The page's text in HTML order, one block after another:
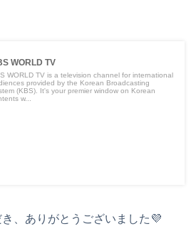
WORLD TV
WORLD TV is a television channel for international
provided by the Korean Broadcasting
(KBS). It's your premier window on Korean
w...
、ありがとうございました💜